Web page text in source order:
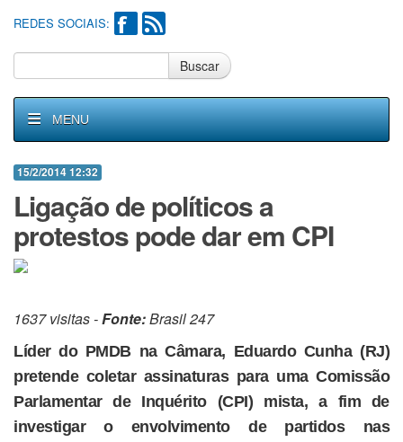
REDES SOCIAIS:
Buscar
MENU
15/2/2014 12:32
Ligação de políticos a
protestos pode dar em CPI
1637 visitas -Fonte:Brasil 247
Líder do PMDB na Câmara, Eduardo Cunha (RJ)
pretende coletar assinaturas para uma Comissão
Parlamentar de Inquérito (CPI) mista, a fim de
investigar o envolvimento de partidos nas